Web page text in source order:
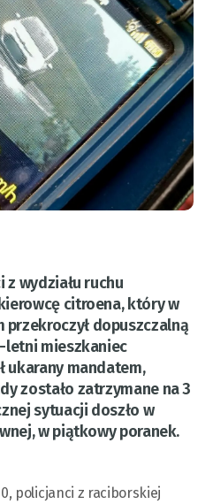
z wydziału ruchu
citroena, który w
przekroczył dopuszczalną
letni mieszkaniec
ukarany mandatem,
zostało zatrzymane na 3
sytuacji doszło w
w piątkowy poranek.
policjanci z raciborskiej